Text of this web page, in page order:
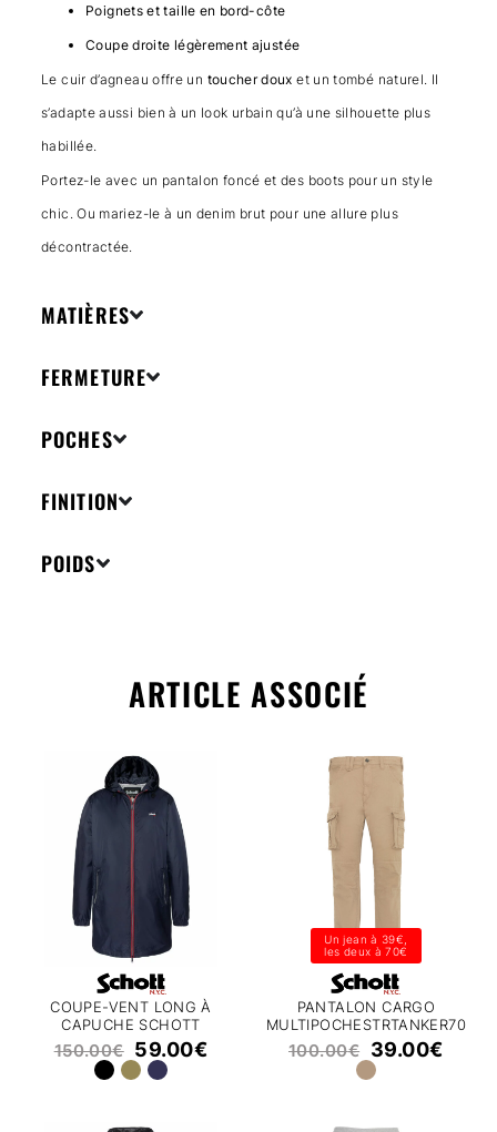
Poignets et taille en bord-côte
Coupe droite légèrement ajustée
Le cuir d’agneau offre un toucher doux et un tombé naturel. Il
s’adapte aussi bien à un look urbain qu’à une silhouette plus
habillée.
Portez-le avec un pantalon foncé et des boots pour un style
chic. Ou mariez-le à un denim brut pour une allure plus
décontractée.
MATIÈRES
FERMETURE
POCHES
FINITION
POIDS
ARTICLE ASSOCIÉ
COUPE-VENT LONG À
CAPUCHE SCHOTT
CLYDE25
150.00€ 59.00€
Un jean à 39€,
les deux à 70€
PANTALON CARGO
MULTIPOCHESTRTANKER70
SCHOTT
100.00€ 39.00€